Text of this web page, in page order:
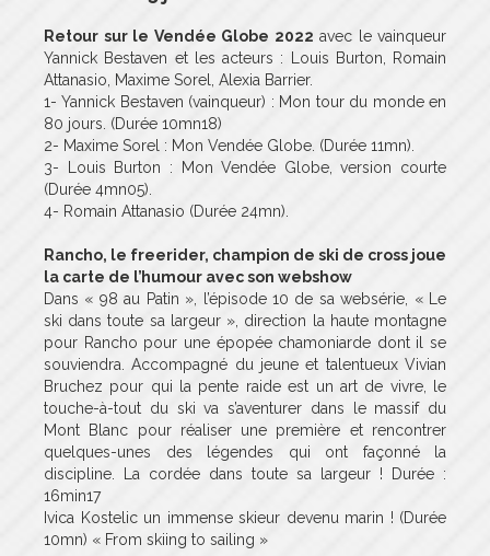
Retour sur le Vendée Globe 2022 avec le vainqueur
Yannick Bestaven et les acteurs : Louis Burton, Romain
Attanasio, Maxime Sorel, Alexia Barrier.
1- Yannick Bestaven (vainqueur) : Mon tour du monde en
80 jours. (Durée 10mn18)
2- Maxime Sorel : Mon Vendée Globe. (Durée 11mn).
3- Louis Burton : Mon Vendée Globe, version courte
(Durée 4mn05).
4- Romain Attanasio (Durée 24mn).
Rancho, le freerider, champion de ski de cross joue
la carte de l’humour avec son webshow
Dans « 98 au Patin », l’épisode 10 de sa websérie, « Le
ski dans toute sa largeur », direction la haute montagne
pour Rancho pour une épopée chamoniarde dont il se
souviendra. Accompagné du jeune et talentueux Vivian
Bruchez pour qui la pente raide est un art de vivre, le
touche-à-tout du ski va s’aventurer dans le massif du
Mont Blanc pour réaliser une première et rencontrer
quelques-unes des légendes qui ont façonné la
discipline. La cordée dans toute sa largeur ! Durée :
16min17
Ivica Kostelic un immense skieur devenu marin ! (Durée
10mn) « From skiing to sailing »